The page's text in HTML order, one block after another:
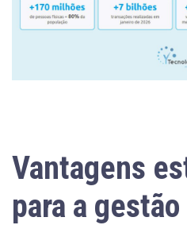
Vantagens
para a